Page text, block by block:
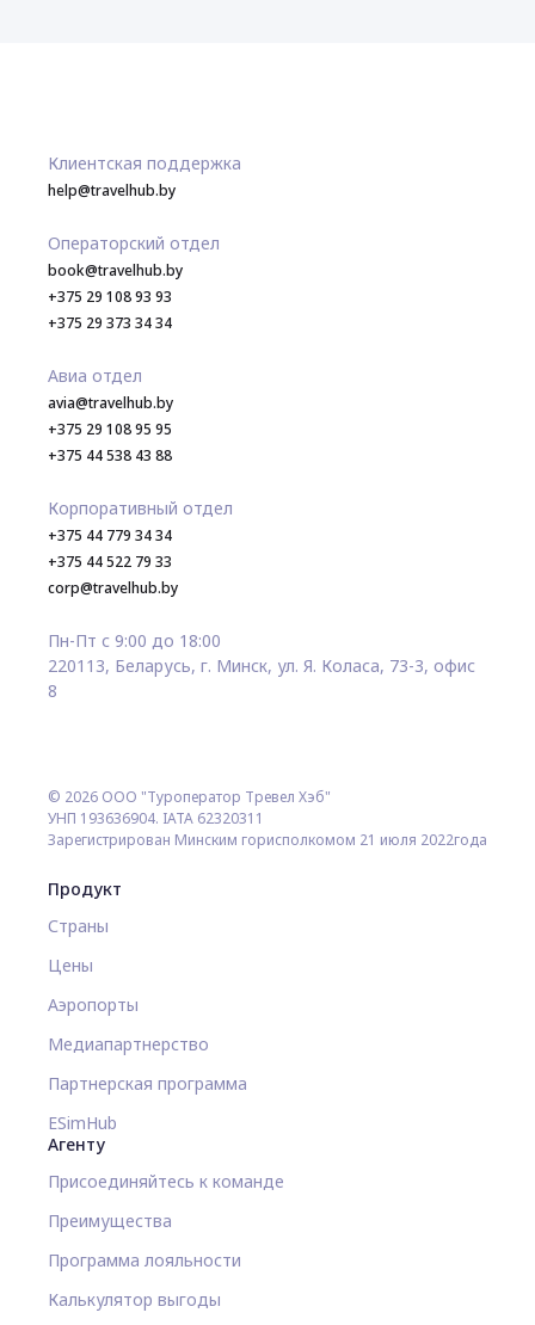
Клиентская поддержка
help@travelhub.by
Операторский отдел
book@travelhub.by
+375 29 108 93 93
+375 29 373 34 34
Авиа отдел
avia@travelhub.by
+375 29 108 95 95
+375 44 538 43 88
Корпоративный отдел
+375 44 779 34 34
+375 44 522 79 33
corp@travelhub.by
Пн-Пт с 9:00 до 18:00
220113, Беларусь, г. Минск, ул. Я. Коласа, 73-3, офис
8
© 2026 ООО "Туроператор Тревел Хэб"
УНП 193636904. IATA 62320311
Зарегистрирован Минским горисполкомом 21 июля 2022года
Продукт
Страны
Цены
Аэропорты
Медиапартнерство
Партнерская программа
ESimHub
Агенту
Присоединяйтесь к команде
Преимущества
Программа лояльности
Калькулятор выгоды